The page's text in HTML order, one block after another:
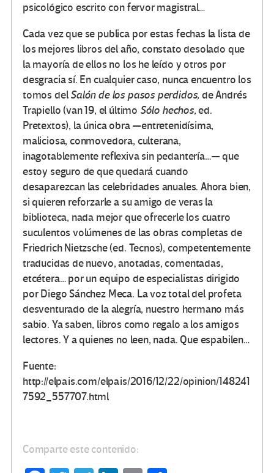
psicológico escrito con fervor magistral…
Cada vez que se publica por estas fechas la lista de
los mejores libros del año, constato desolado que
la mayoría de ellos no los he leído y otros por
desgracia sí. En cualquier caso, nunca encuentro los
tomos delSalón de los pasos perdidos, de Andrés
Trapiello (van 19, el último Sólo hechos,ed.
Pretextos), la única obra —entretenidísima,
maliciosa, conmovedora, culterana,
inagotablemente reflexiva sin pedantería…— que
estoy seguro de que quedará cuando
desaparezcan las celebridades anuales. Ahora bien,
si quieren reforzarle a su amigo de veras la
biblioteca, nada mejor que ofrecerle los cuatro
suculentos volúmenes de las obras completas de
Friedrich Nietzsche (ed. Tecnos), competentemente
traducidas de nuevo, anotadas, comentadas,
etcétera… por un equipo de especialistas dirigido
por Diego Sánchez Meca. La voz total del profeta
desventurado de la alegría, nuestro hermano más
sabio. Ya saben, libros como regalo a los amigos
lectores. Y a quienes no leen, nada. Que espabilen…
Fuente:
http://elpais.com/elpais/2016/12/22/opinion/148241
7592_557707.html
Comparte este contenido: